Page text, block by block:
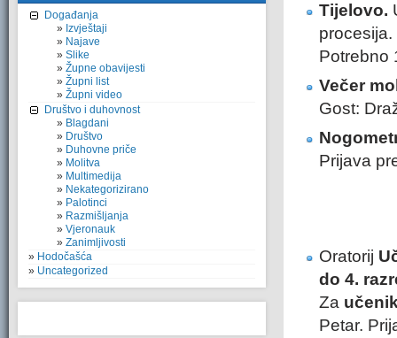
Događanja
Izvještaji
Najave
Slike
Župne obavijesti
Župni list
Župni video
Društvo i duhovnost
Blagdani
Društvo
Duhovne priče
Molitva
Multimedija
Nekategorizirano
Palotinci
Razmišljanja
Vjeronauk
Zanimljivosti
Hodočašća
Uncategorized
Tijelovo.
procesija.
Potrebno
Večer
Gost:
Prijava
Oratorij
do 4.
Za
Petar.